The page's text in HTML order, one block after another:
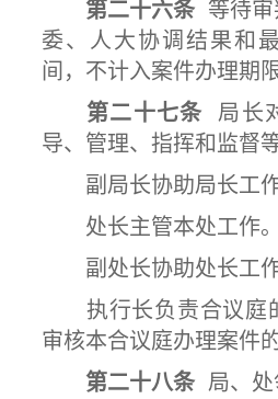
第二十六条 等待
委、人大协调结果和
间，不计入案件办理期限
第二十七条 局长
导、管理、指挥和监督
副局长协助局长工作
处长主管本处工作。
副处长协助处长工作
执行长负责合议庭的
审核本合议庭办理案件
第二十八条 局、